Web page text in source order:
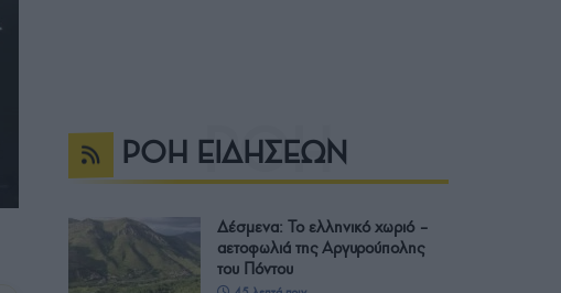
ΡΟΗ ΕΙΔΗΣΕΩΝ
Δέσμενα: Το ελληνικό χωριό –
αετοφωλιά της Αργυρούπολης
του Πόντου